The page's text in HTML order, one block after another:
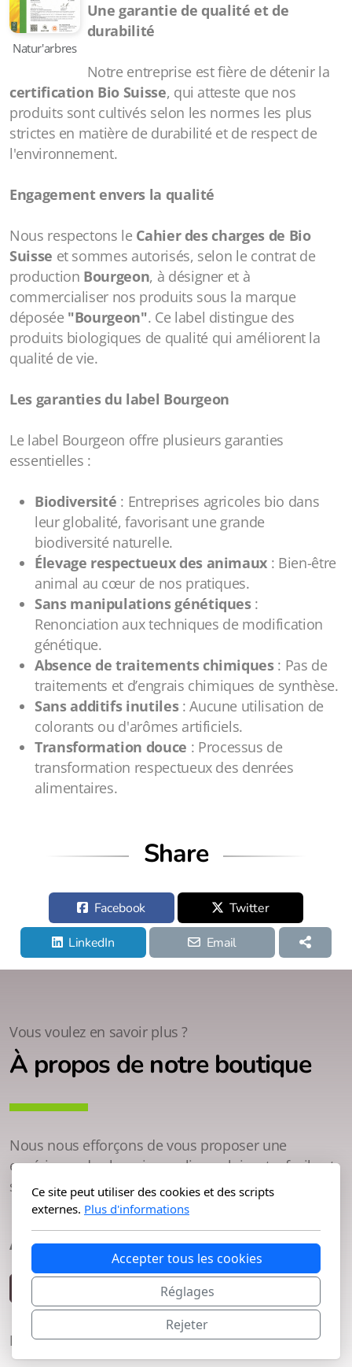
Natur'arbres
Une garantie de qualité et de
durabilité
Notre entreprise est fière de détenir la
certification Bio Suisse, qui atteste que nos
produits sont cultivés selon les normes les plus
strictes en matière de durabilité et de respect de
l'environnement.
Engagement envers la qualité
Nous respectons le Cahier des charges de Bio
Suisse et sommes autorisés, selon le contrat de
production Bourgeon, à désigner et à
commercialiser nos produits sous la marque
déposée "Bourgeon". Ce label distingue des
produits biologiques de qualité qui améliorent la
qualité de vie.
Les garanties du label Bourgeon
Le label Bourgeon offre plusieurs garanties
essentielles :
Biodiversité : Entreprises agricoles bio dans
leur globalité, favorisant une grande
biodiversité naturelle.
Élevage respectueux des animaux : Bien-être
animal au cœur de nos pratiques.
Sans manipulations génétiques:
Renonciation aux techniques de modification
génétique.
Absence de traitements chimiques: Pas de
traitements et d’engrais chimiques de synthèse.
Sans additifs inutiles: Aucune utilisation de
colorants ou d'arômes artificiels.
Transformation douce : Processus de
transformation respectueux des denrées
alimentaires.
Share
Facebook
Twitter
LinkedIn
Email
Vous voulez en savoir plus ?
À propos de notre boutique
Nous nous efforçons de vous proposer une
expérience de shopping en ligne plaisante, facile et
sûre.
Acheter un bien à la vente
Nous donnons en retour
Ce site peut utiliser des cookies et des scripts
externes. Plus d'informations
Accepter tous les cookies
Réglages
Rejeter